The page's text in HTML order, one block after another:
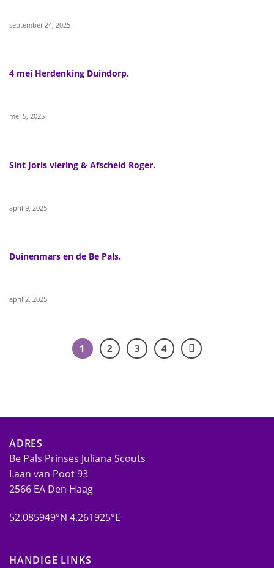
september 24, 2025
4 mei Herdenking Duindorp.
mei 5, 2025
Sint Joris viering & Afscheid Roger.
april 9, 2025
Duinenmars en de Be Pals.
april 2, 2025
1 2 3 4
ADRES
Be Pals Prinses Juliana Scouts
Laan van Poot 93
2566 EA Den Haag
52.085949°N 4.261925°E
HANDIGE LINKS